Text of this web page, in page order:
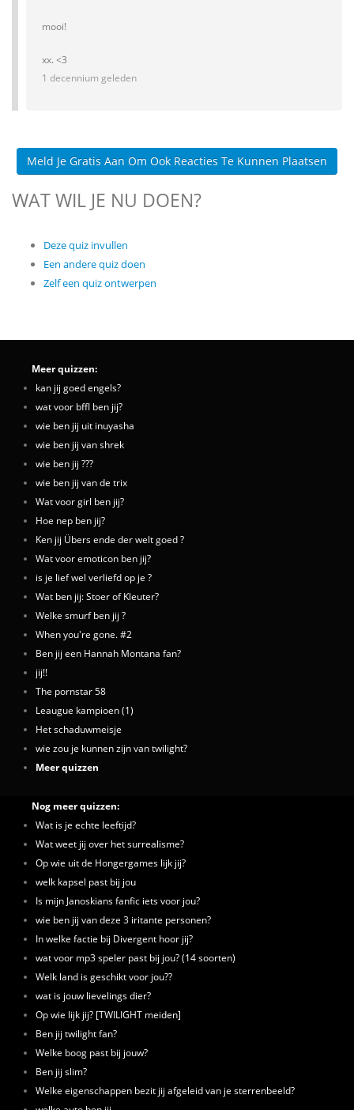
mooi!
xx. <3
1 decennium geleden
Meld Je Gratis Aan Om Ook Reacties Te Kunnen Plaatsen
WAT WIL JE NU DOEN?
Deze quiz invullen
Een andere quiz doen
Zelf een quiz ontwerpen
Meer quizzen:
kan jij goed engels?
wat voor bffl ben jij?
wie ben jij uit inuyasha
wie ben jij van shrek
wie ben jij ???
wie ben jij van de trix
Wat voor girl ben jij?
Hoe nep ben jij?
Ken jij Übers ende der welt goed ?
Wat voor emoticon ben jij?
is je lief wel verliefd op je ?
Wat ben jij: Stoer of Kleuter?
Welke smurf ben jij ?
When you're gone. #2
Ben jij een Hannah Montana fan?
jij!!
The pornstar 58
Leaugue kampioen (1)
Het schaduwmeisje
wie zou je kunnen zijn van twilight?
Meer quizzen
Nog meer quizzen:
Wat is je echte leeftijd?
Wat weet jij over het surrealisme?
Op wie uit de Hongergames lijk jij?
welk kapsel past bij jou
Is mijn Janoskians fanfic iets voor jou?
wie ben jij van deze 3 iritante personen?
In welke factie bij Divergent hoor jij?
wat voor mp3 speler past bij jou? (14 soorten)
Welk land is geschikt voor jou??
wat is jouw lievelings dier?
Op wie lijk jij? [TWILIGHT meiden]
Ben jij twilight fan?
Welke boog past bij jouw?
Ben jij slim?
Welke eigenschappen bezit jij afgeleid van je sterrenbeeld?